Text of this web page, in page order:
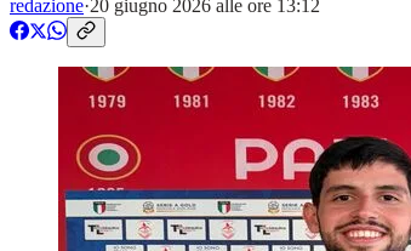
redazione·20 giugno 2026 alle ore 13:12